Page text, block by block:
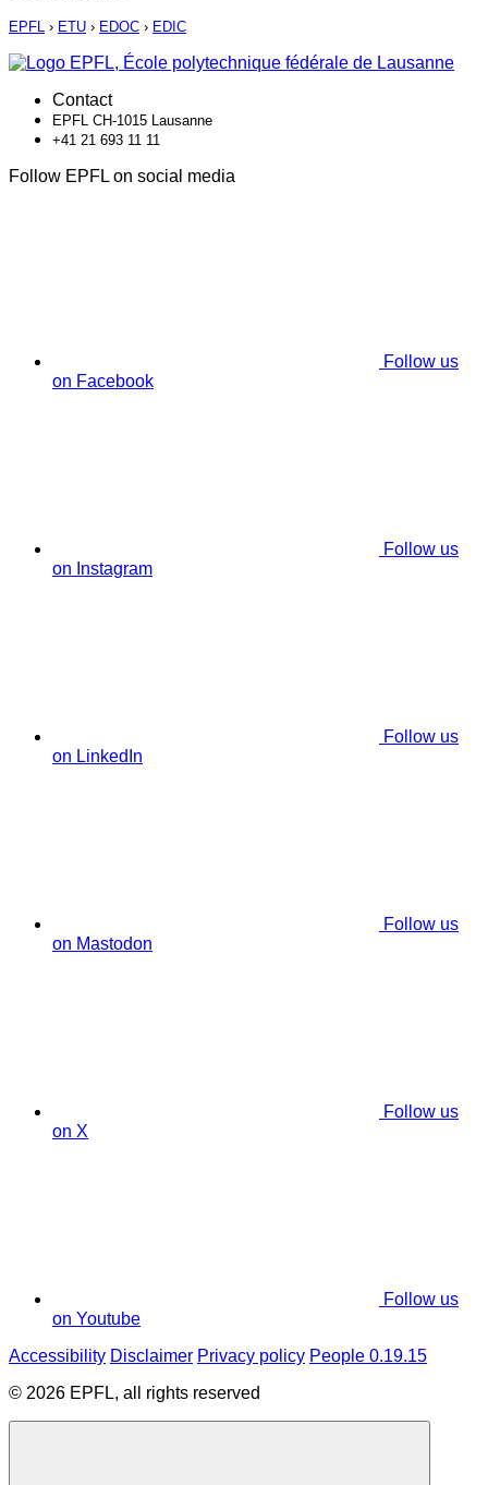
EPFL › ETU › EDOC › EDIC
Contact
EPFL CH-1015 Lausanne
+41 21 693 11 11
Follow EPFL on social media
Follow us
on Facebook
Follow us
on Instagram
Follow us
on LinkedIn
Follow us
on Mastodon
Follow us
on X
Follow us
on Youtube
Accessibility Disclaimer Privacy policy People 0.19.15
© 2026 EPFL, all rights reserved